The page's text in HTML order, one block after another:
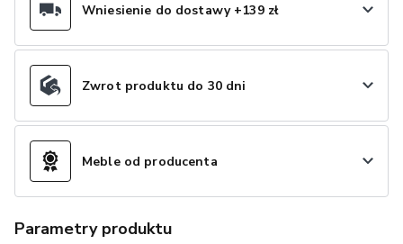
Wniesienie do dostawy +139 zł
Zwrot produktu do 30 dni
Meble od producenta
Parametry produktu